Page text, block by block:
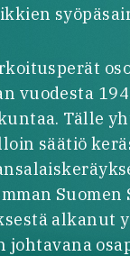
vuodesta
Tälle
säätiö
alkanut
johtavana